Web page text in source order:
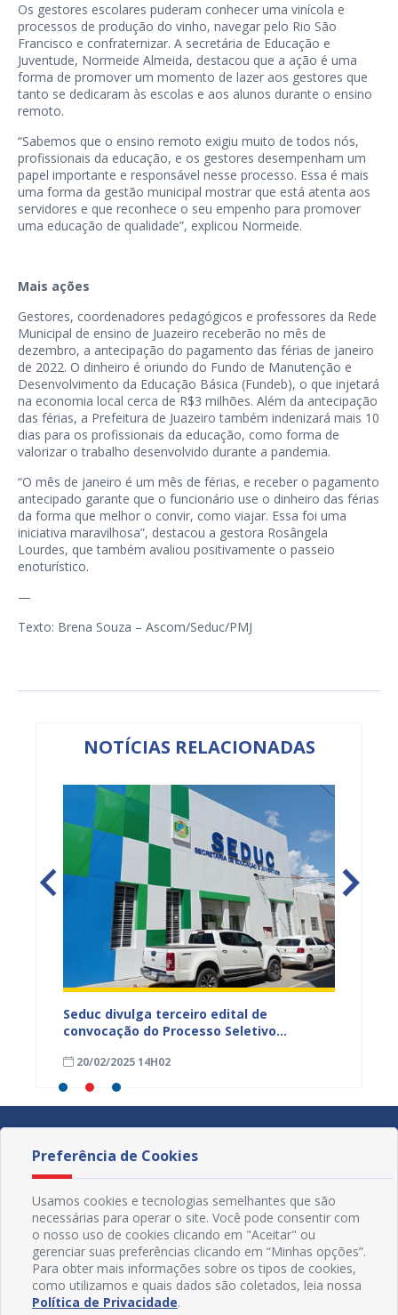
Os gestores escolares puderam conhecer uma vinícola e
processos de produção do vinho, navegar pelo Rio São
Francisco e confraternizar. A secretária de Educação e
Juventude, Normeide Almeida, destacou que a ação é uma
forma de promover um momento de lazer aos gestores que
tanto se dedicaram às escolas e aos alunos durante o ensino
remoto.
“Sabemos que o ensino remoto exigiu muito de todos nós,
profissionais da educação, e os gestores desempenham um
papel importante e responsável nesse processo. Essa é mais
uma forma da gestão municipal mostrar que está atenta aos
servidores e que reconhece o seu empenho para promover
uma educação de qualidade”, explicou Normeide.
Mais ações
Gestores, coordenadores pedagógicos e professores da Rede
Municipal de ensino de Juazeiro receberão no mês de
dezembro, a antecipação do pagamento das férias de janeiro
de 2022. O dinheiro é oriundo do Fundo de Manutenção e
Desenvolvimento da Educação Básica (Fundeb), o que injetará
na economia local cerca de R$3 milhões. Além da antecipação
das férias, a Prefeitura de Juazeiro também indenizará mais 10
dias para os profissionais da educação, como forma de
valorizar o trabalho desenvolvido durante a pandemia.
“O mês de janeiro é um mês de férias, e receber o pagamento
antecipado garante que o funcionário use o dinheiro das férias
da forma que melhor o convir, como viajar. Essa foi uma
iniciativa maravilhosa”, destacou a gestora Rosângela
Lourdes, que também avaliou positivamente o passeio
enoturístico.
—
Texto: Brena Souza – Ascom/Seduc/PMJ
NOTÍCIAS RELACIONADAS
Seduc divulga terceiro edital de
convocação do Processo Seletivo
20/02/2025 14H02
Preferência de Cookies
Usamos cookies e tecnologias semelhantes que são
necessárias para operar o site. Você pode consentir com
o nosso uso de cookies clicando em "Aceitar" ou
gerenciar suas preferências clicando em “Minhas opções”.
Para obter mais informações sobre os tipos de cookies,
como utilizamos e quais dados são coletados, leia nossa
Política de Privacidade.